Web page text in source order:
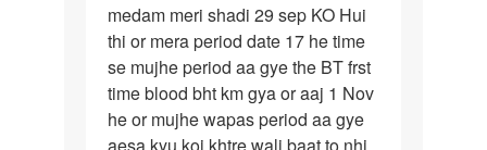
medam
meri
shadi
29
sep
KO
medam meri shadi 29 sep KO Hui
thi or mera period date 17 he time
se mujhe period aa gye the BT frst
time blood bht km gya or aaj 1 Nov
he or mujhe wapas period aa gye
aesa kyu.koi khtre wali baat to nhi